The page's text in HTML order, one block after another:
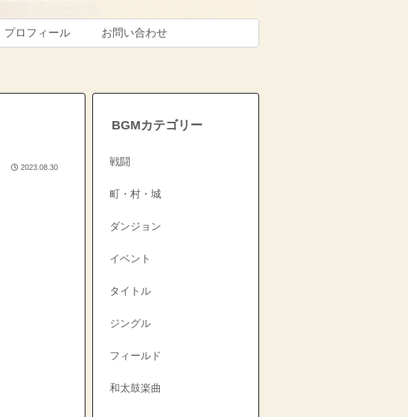
プロフィール お問い合わせ
2023.08.30
BGMカテゴリー
戦闘
町・村・城
ダンジョン
イベント
タイトル
ジングル
フィールド
和太鼓楽曲